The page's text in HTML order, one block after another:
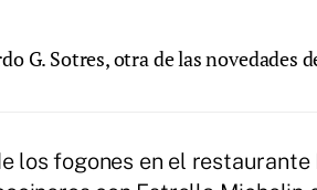
G. Sotres, otra de las novedades
los fogones en el restaurante